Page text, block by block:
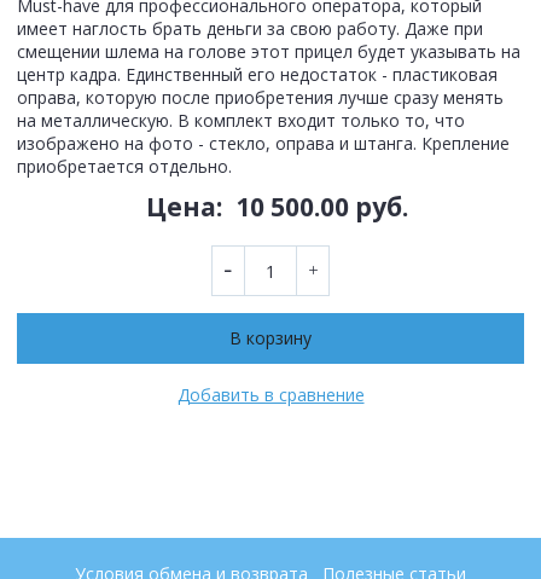
Must-have для профессионального оператора, который
имеет наглость брать деньги за свою работу. Даже при
смещении шлема на голове этот прицел будет указывать на
центр кадра. Единственный его недостаток - пластиковая
оправа, которую после приобретения лучше сразу менять
на металлическую. В комплект входит только то, что
изображено на фото - стекло, оправа и штанга. Крепление
приобретается отдельно.
Цена: 10 500.00 руб.
В корзину
Добавить в сравнение
Условия обмена и возврата Полезные статьи